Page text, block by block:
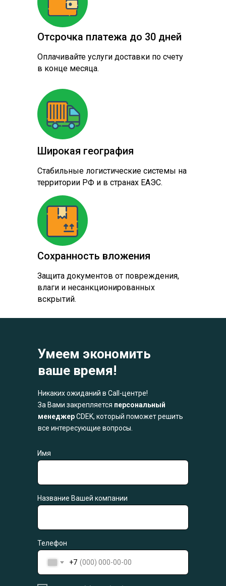
Отсрочка платежа до 30 дней
Оплачивайте услуги доставки по счету
в конце месяца.
Защита документов от повреждения,
влаги и несанкционированных
вскрытий.
Сохранность вложения
Стабильные логистические системы на
территории РФ и в странах ЕАЭС.
Широкая география
Умеем экономить
ваше время!
Никаких ожиданий в Call-центре!
За Вами закрепляется персональный
менеджерCDEK, который поможет решить
все интересующие вопросы.
Имя
Название Вашей компании
Телефон
+7